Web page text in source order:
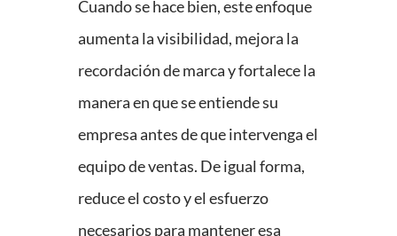
Cuando se hace bien, este enfoque
aumenta la visibilidad, mejora la
recordación de marca y fortalece la
manera en que se entiende su
empresa antes de que intervenga el
equipo de ventas. De igual forma,
reduce el costo y el esfuerzo
necesarios para mantener esa